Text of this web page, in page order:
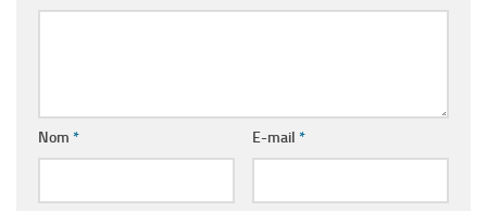
Nom * E-mail *